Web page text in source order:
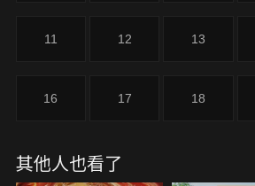
11 12 13
16 17 18
其他人也看了